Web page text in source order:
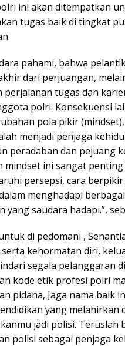
ini akan ditempatkan
tugas baik di tingkat
pahami, bahwa
dari perjuangan,
perjalanan tugas dan
polri. Konsekuensi
pola pikir
menjadi penjaga
peradaban dan pejuang
mindset ini sangat
persepsi, cara berpikir
menghadapi
yang saudara hadapi.”,
di pedomani ,
kehormatan diri,
segala pelanggaran
kode etik profesi polri
pidana, Jaga nama baik
yang melahirkan
jadi polisi. Teruslah
polisi sebagai penjaga